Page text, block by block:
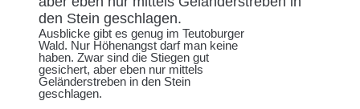
Ausblicke gibt es genug im Teutoburger
Wald. Nur Höhenangst darf man keine
haben. Zwar sind die Stiegen gut
gesichert, aber eben nur mittels
Geländerstreben in den Stein
geschlagen.